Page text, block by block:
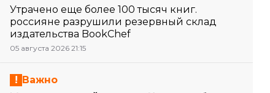
Утрачено еще более 100 тысяч книг.
россияне разрушили резервный склад
издательства BookChef
05 августа 2026 21:15
Важно